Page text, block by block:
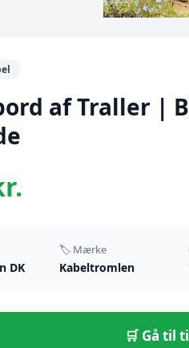
af Traller |
DK
🏷️ Mærke
Kabeltromlen
🛒 Gå til